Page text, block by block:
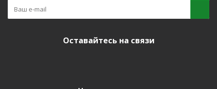
Оставайтесь на связи